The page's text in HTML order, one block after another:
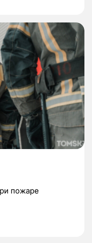
пожаре